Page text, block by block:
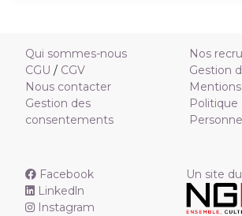
Qui sommes-nous
CGU / CGV
Nous contacter
Gestion des
consentements
Nos
Gestion
Politique
Facebook
Linkedln
Instagram
Un site